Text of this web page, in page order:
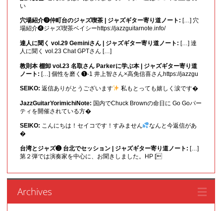
い
穴場紹介❾仲町台のジャズ喫茶 | ジャズギター寄り道ノート: […] 穴
場紹介❹ジャズ喫茶ベイシーhttps://jazzguitarnote.info/
達人に聞く vol.29 Geminiさん | ジャズギター寄り道ノート: […] 達
人に聞く vol.23 Chat GPTさん […]
教則本 棚卸 vol.23 名取さん Parkerに学ぶ本 | ジャズギター寄り道
ノート: […] 個性を磨く❶-1 井上智さん×高免信喜さんhttps://jazzgu
SEIKO: 返信ありがとうございます 私もとっても嬉しく涙です�
JazzGuitarYorimichiNote: 国内でChuck Brownの命日に Go Goパー
ティを開催されている方�
SEIKO: こんにちは！セイコです！すみません
なんと今返信があ
�
台湾とジャズ❸ 台北でセッション | ジャズギター寄り道ノート: […]
第２弾では演奏家を中心に、お聞きしました。HP [
Archives